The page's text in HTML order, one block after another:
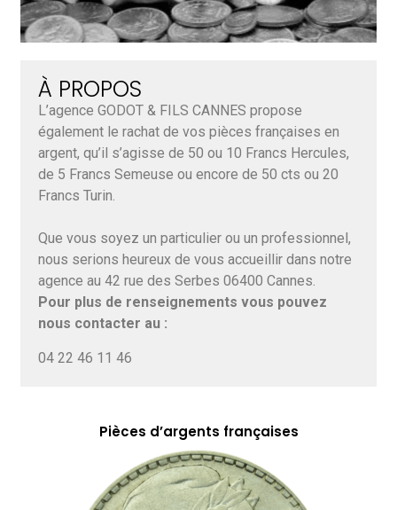
À PROPOS
L’agence GODOT & FILS CANNES propose
également le rachat de vos pièces françaises en
argent, qu’il s’agisse de 50 ou 10 Francs Hercules,
de 5 Francs Semeuse ou encore de 50 cts ou 20
Francs Turin.
Que vous soyez un particulier ou un professionnel,
nous serions heureux de vous accueillir dans notre
agence au 42 rue des Serbes 06400 Cannes.
Pour plus de renseignements vous pouvez
nous contacter au :
04 22 46 11 46
Pièces d’argents françaises